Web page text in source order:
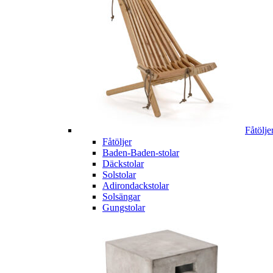
Fåtöljer
Baden-Baden-stolar
Däckstolar
Solstolar
Adirondackstolar
Solsängar
Gungstolar